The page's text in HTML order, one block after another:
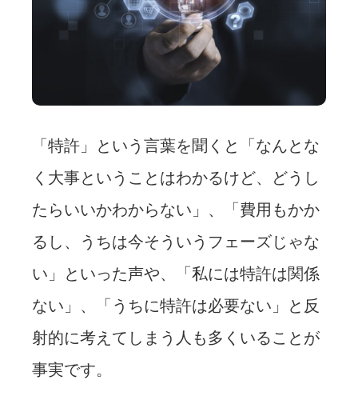
「特許」という言葉を聞くと「なんとな
く大事ということはわかるけど、どうし
たらいいかわからない」、「費用もかか
るし、うちは今そういうフェーズじゃな
い」といった声や、「私には特許は関係
ない」、「うちに特許は必要ない」と反
射的に考えてしまう人も多くいることが
事実です。